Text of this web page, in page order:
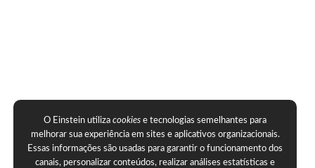
O Einstein utilizacookies e tecnologias semelhantes para
melhorar sua experiência em sites e aplicativos organizacionais.
Essas informações são usadas para garantir o funcionamento dos
canais, personalizar conteúdos, realizar análises estatísticas e